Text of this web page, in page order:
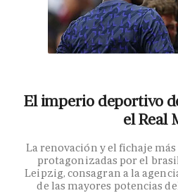
El imperio deportivo
el Real
La renovación y el fichaje
protagonizadas por el
Leipzig, consagran a la
de las mayores potencias